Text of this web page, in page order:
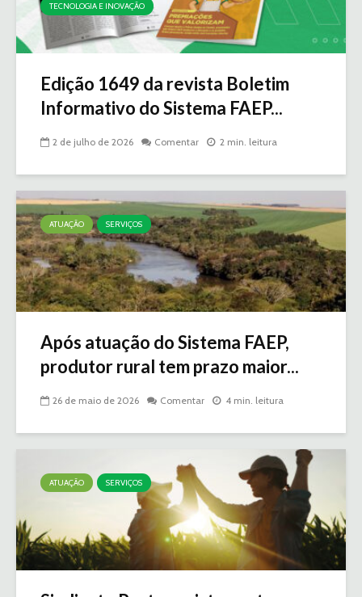
TECNOLOGIA E INOVAÇÃO
Edição 1649 da revista Boletim
Informativo do Sistema FAEP...
2 de julho de 2026 Comentar 2 min. leitura
ATUAÇÃO SERVIÇOS
Após atuação do Sistema FAEP,
produtor rural tem prazo maior...
26 de maio de 2026 Comentar 4 min. leitura
ATUAÇÃO SERVIÇOS